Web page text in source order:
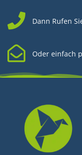
Dann Rufen
Oder einfach